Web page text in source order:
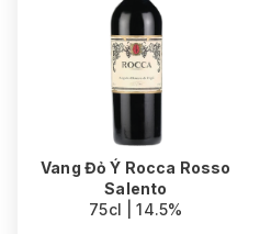
Vang Đỏ Ý Rocca Rosso
Salento
75cl | 14.5%